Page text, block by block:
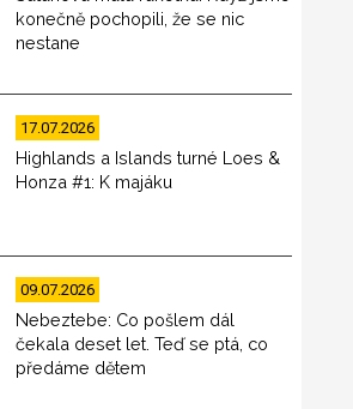
konečně pochopili, že se nic
nestane
17.07.2026
Highlands a Islands turné Loes &
Honza #1: K majáku
09.07.2026
Nebeztebe: Co pošlem dál
čekala deset let. Teď se ptá, co
předáme dětem